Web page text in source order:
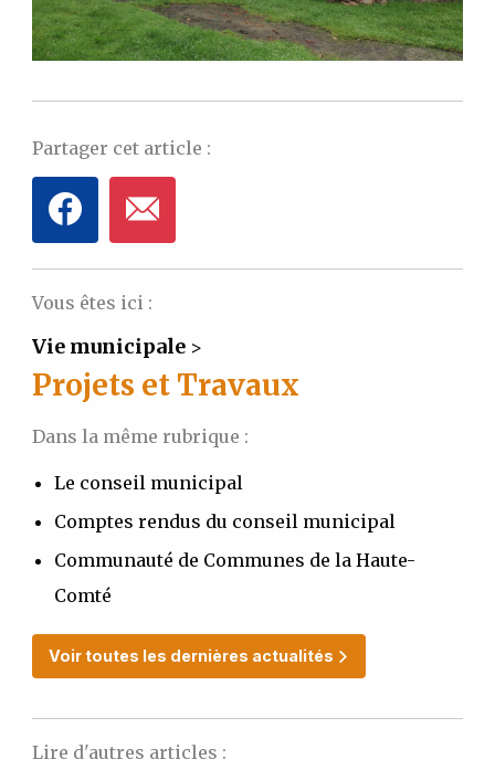
Partager cet article :
Vous êtes ici :
Vie municipale>
Projets et Travaux
Dans la même rubrique :
Le conseil municipal
Comptes rendus du conseil municipal
Communauté de Communes de la Haute-
Comté
Voir toutes les dernières actualités
Lire d'autres articles :